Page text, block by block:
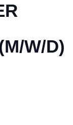
W/D)